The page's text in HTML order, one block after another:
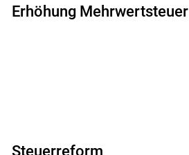
Erhöhung Mehrwertsteuer
Steuerreform